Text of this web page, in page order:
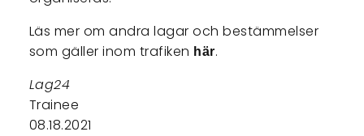
Läs mer om andra lagar och bestämmelser
som gäller inom trafiken här.
Lag24
Trainee
08.18.2021